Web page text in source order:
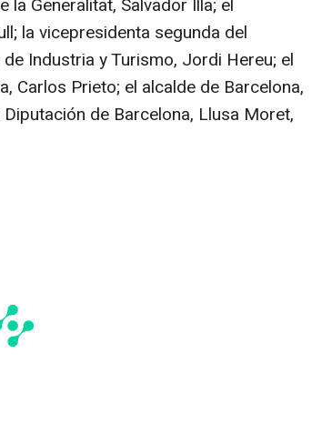
la Generalitat, Salvador Illa; el
la vicepresidenta segunda del
Industria y Turismo, Jordi Hereu; el
Carlos Prieto; el alcalde de Barcelona,
de Barcelona, Llusa Moret,